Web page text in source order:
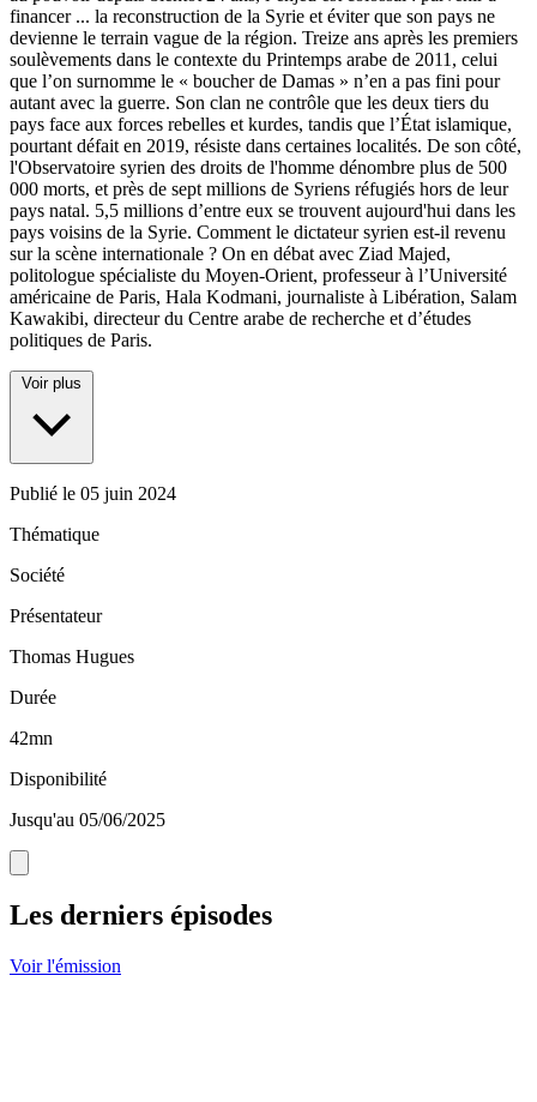
financer ... la reconstruction de la Syrie et éviter que son pays ne
devienne le terrain vague de la région. Treize ans après les premiers
soulèvements dans le contexte du Printemps arabe de 2011, celui
que l’on surnomme le « boucher de Damas » n’en a pas fini pour
autant avec la guerre. Son clan ne contrôle que les deux tiers du
pays face aux forces rebelles et kurdes, tandis que l’État islamique,
pourtant défait en 2019, résiste dans certaines localités. De son côté,
l'Observatoire syrien des droits de l'homme dénombre plus de 500
000 morts, et près de sept millions de Syriens réfugiés hors de leur
pays natal. 5,5 millions d’entre eux se trouvent aujourd'hui dans les
pays voisins de la Syrie. Comment le dictateur syrien est-il revenu
sur la scène internationale ? On en débat avec Ziad Majed,
politologue spécialiste du Moyen-Orient, professeur à l’Université
américaine de Paris, Hala Kodmani, journaliste à Libération, Salam
Kawakibi, directeur du Centre arabe de recherche et d’études
politiques de Paris.
Voir plus
Publié le 05 juin 2024
Thématique
Société
Présentateur
Thomas Hugues
Durée
42mn
Disponibilité
Jusqu'au 05/06/2025
Les derniers épisodes
Voir l'émission